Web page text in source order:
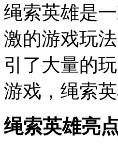
绳索英雄是
激的游戏玩
引了大量的
游戏，绳索
绳索英雄亮